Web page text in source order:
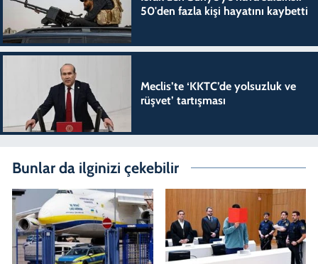
50'den fazla kişi hayatını kaybetti
Meclis’te ‘KKTC’de yolsuzluk ve
rüşvet’ tartışması
Bunlar da ilginizi çekebilir